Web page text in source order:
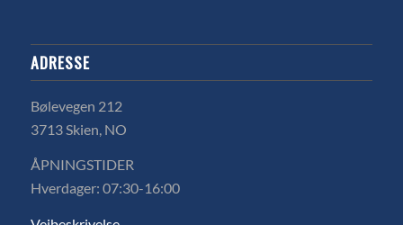
ADRESSE
Bølevegen 212
3713 Skien, NO
ÅPNINGSTIDER
Hverdager: 07:30-16:00